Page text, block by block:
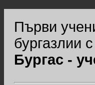
Първи
бургазлии
Бургас -